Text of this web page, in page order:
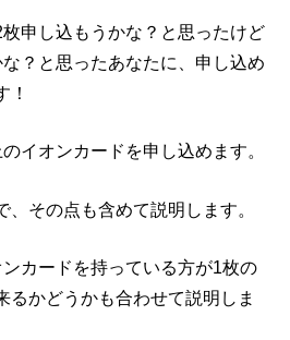
申し込もうかな？と思ったけど
？と思ったあなたに、申し込め
！
イオンカードを申し込めます。
、その点も含めて説明します。
カードを持っている方が1枚の
るかどうかも合わせて説明しま